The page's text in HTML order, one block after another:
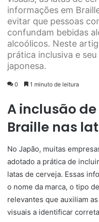
informações em
evitar que pessoas
confundam bebidas
alcoólicos. Neste
prática inclusiva e
japonesa.
0 1 minuto de leitura
A inclusão
Braille nas
No Japão, muitas
adotado a prática de
latas de cerveja. Essas
o nome da marca, o tipo
relevantes que auxiliam
visuais a identificar